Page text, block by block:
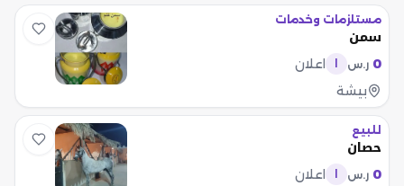
مستلزمات وخدمات
سمن
0 ر.س
اعلان
بيشة
للبيع
حصان
0 ر.س
اعلان